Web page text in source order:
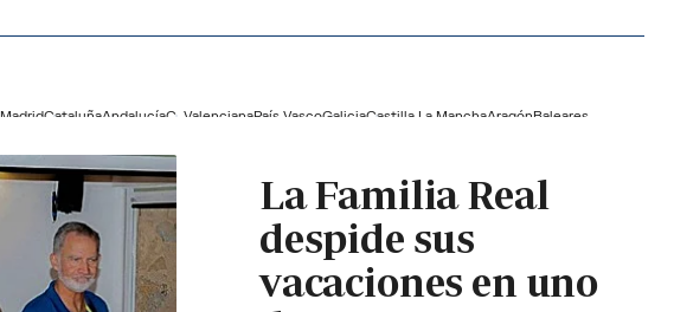
MadridCataluñaAndalucíaC. ValencianaPaís VascoGaliciaCastilla La ManchaAragónBaleares
La Familia Real
despide sus
vacaciones en uno